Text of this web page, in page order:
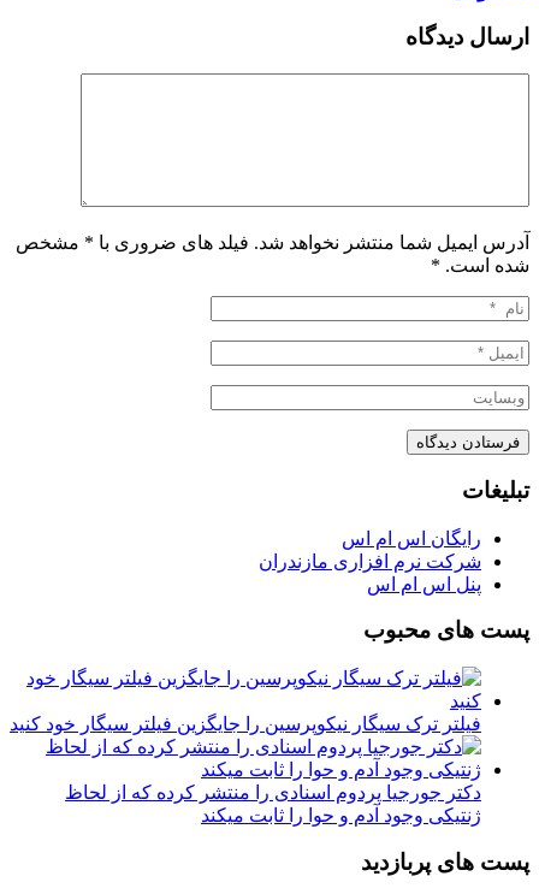
ارسال دیدگاه
آدرس ایمیل شما منتشر نخواهد شد. فیلد های ضروری با * مشخص
شده است. *
تبلیغات
رایگان اس ام اس
شرکت نرم افزاری مازندران
پنل اس ام اس
پست های محبوب
فیلتر ترک سیگار نیکوپرسین را جایگزین فیلتر سیگار خود کنید
دکتر جورجیا پردوم اسنادی را منتشر کرده که از لحاظ
ژنتیکی وجود آدم و حوا را ثابت میکند
پست های پربازدید